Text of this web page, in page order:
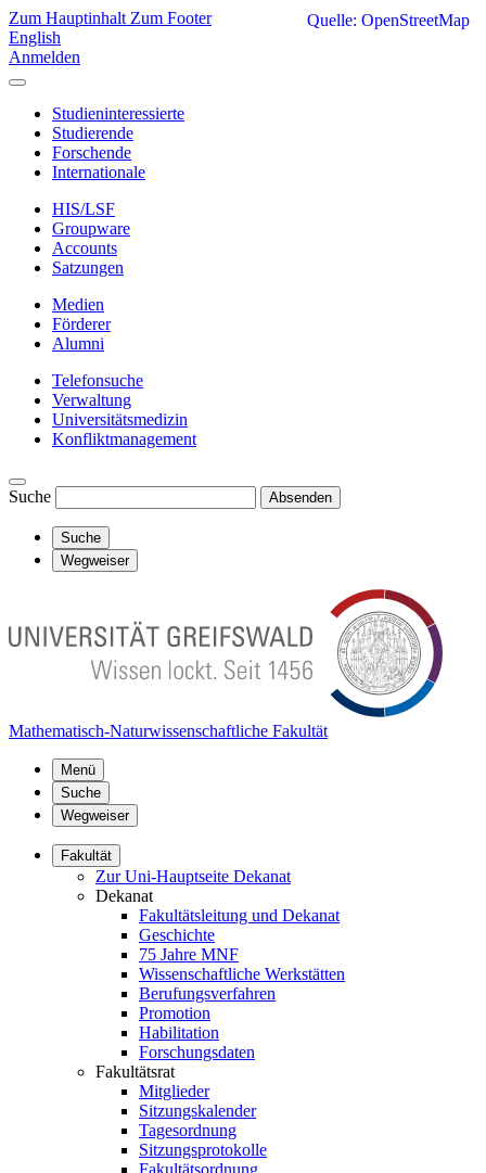
Zum Hauptinhalt Zum Footer
English
Anmelden
Studieninteressierte
Studierende
Forschende
Internationale
HIS/LSF
Groupware
Accounts
Satzungen
Medien
Förderer
Alumni
Telefonsuche
Verwaltung
Universitätsmedizin
Konfliktmanagement
Suche Absenden
Suche
Wegweiser
Mathematisch-Naturwissenschaftliche Fakultät
Menü
Suche
Wegweiser
Fakultät
Zur Uni-Hauptseite Dekanat
Dekanat
Fakultätsleitung und Dekanat
Geschichte
75 Jahre MNF
Wissenschaftliche Werkstätten
Berufungsverfahren
Promotion
Habilitation
Forschungsdaten
Fakultätsrat
Mitglieder
Sitzungskalender
Tagesordnung
Sitzungsprotokolle
Fakultätsordnung
Quelle: OpenStreetMap